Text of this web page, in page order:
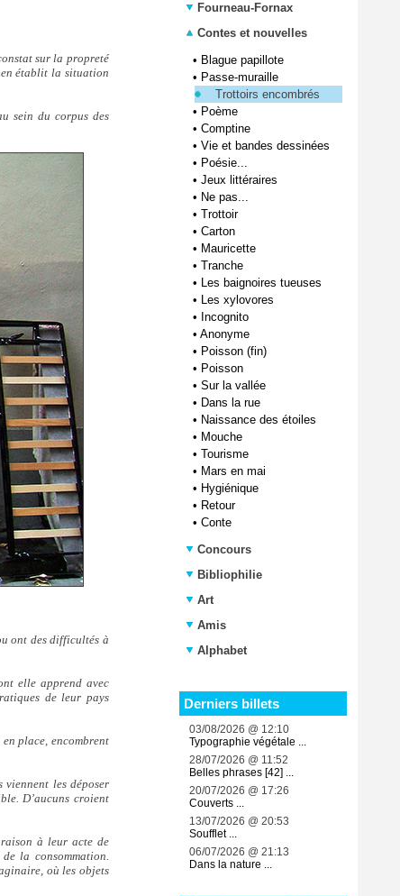
sur la propreté
en établit la situation
sein du corpus des
ont des difficultés à
elle apprend avec
de leur pays
place, encombrent
viennent les déposer
D’aucuns croient
à leur acte de
la consommation.
où les objets
Fourneau-Fornax
Contes et nouvelles
• Blague papillote
• Passe-muraille
Trottoirs encombrés
• Poème
• Comptine
• Vie et bandes dessinées
• Poésie...
• Jeux littéraires
• Ne pas...
• Trottoir
• Carton
• Mauricette
• Tranche
• Les baignoires tueuses
• Les xylovores
• Incognito
• Anonyme
• Poisson (fin)
• Poisson
• Sur la vallée
• Dans la rue
• Naissance des étoiles
• Mouche
• Tourisme
• Mars en mai
• Hygiénique
• Retour
• Conte
Concours
Bibliophilie
Art
Amis
Alphabet
Derniers billets
03/08/2026 @ 12:10
Typographie végétale ...
28/07/2026 @ 11:52
Belles phrases [42] ...
20/07/2026 @ 17:26
Couverts ...
13/07/2026 @ 20:53
Soufflet ...
06/07/2026 @ 21:13
Dans la nature ...